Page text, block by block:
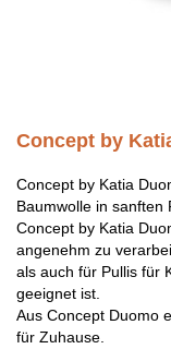
Concept by
Concept by Katia
Baumwolle in sanften
Concept by Katia
angenehm zu
als auch für Pullis für
geeignet ist.
Aus Concept Duomo
für Zuhause.